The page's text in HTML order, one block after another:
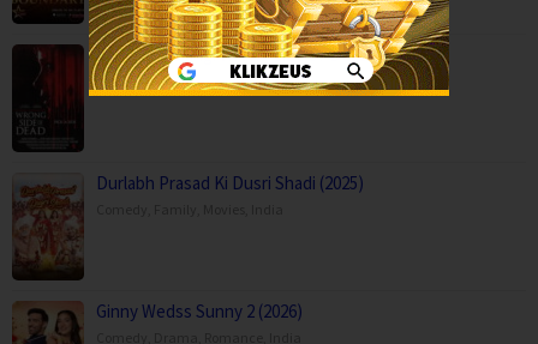
Capps Crossing: Wrong Side of Dead (2026…
Horror,Movies,Thriller,USA
Durlabh Prasad Ki Dusri Shadi (2025)
Ginny Wedss Sunny 2 (2026)